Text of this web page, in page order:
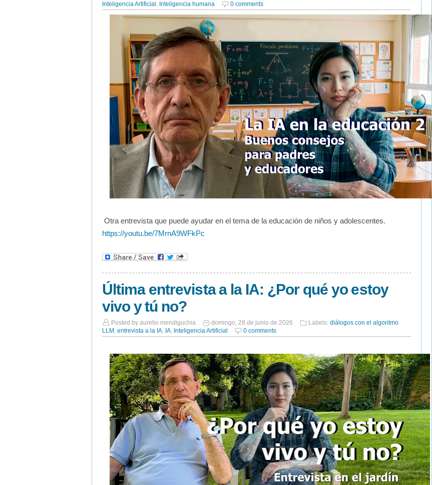
Inteligencia Artificial , Inteligencia humana 0 comments
Otra entrevista que puede ayudar en el tema de la educación de niños y adolescentes.
https://youtu.be/7MrnA9WFkPc
Última entrevista a la IA: ¿Por qué yo estoy
vivo y tú no?
Posted by aurelio mendiguchia domingo, 28 de junio de 2026 Labels: diálogos con el algoritmo
LLM , entrevista a la IA, IA, Inteligencia Artificial 0 comments